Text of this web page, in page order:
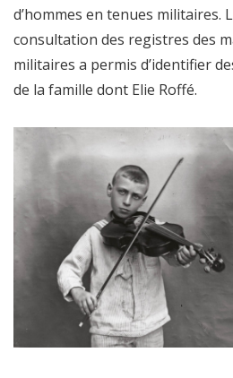
d’hommes en tenues militaires.
consultation des registres des
militaires a permis d’identifier
de la famille dont Elie Roffé.